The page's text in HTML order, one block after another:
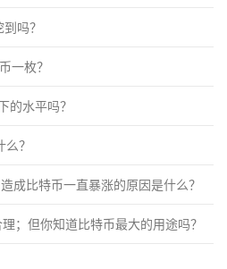
吗？
一枚？
的水平吗？
？
成比特币一直暴涨的原因是什么？
；但你知道比特币最大的用途吗？